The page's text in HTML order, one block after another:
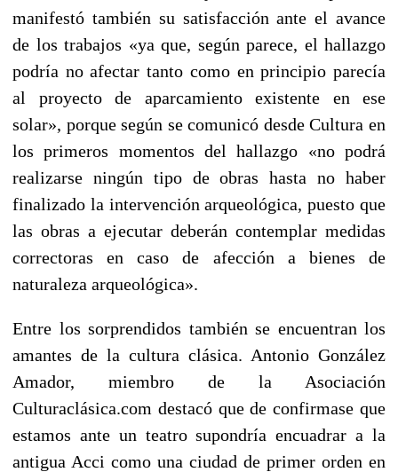
manifestó también su satisfacción ante el avance
de los trabajos «ya que, según parece, el hallazgo
podría no afectar tanto como en principio parecía
al proyecto de aparcamiento existente en ese
solar», porque según se comunicó desde Cultura en
los primeros momentos del hallazgo «no podrá
realizarse ningún tipo de obras hasta no haber
finalizado la intervención arqueológica, puesto que
las obras a ejecutar deberán contemplar medidas
correctoras en caso de afección a bienes de
naturaleza arqueológica».
Entre los sorprendidos también se encuentran los
amantes de la cultura clásica. Antonio González
Amador, miembro de la Asociación
Culturaclásica.com destacó que de confirmase que
estamos ante un teatro supondría encuadrar a la
antigua Acci como una ciudad de primer orden en